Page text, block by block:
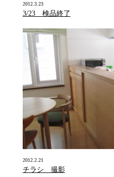
2012.3.23
3/23 検品終了
2012.2.21
チラシ 撮影